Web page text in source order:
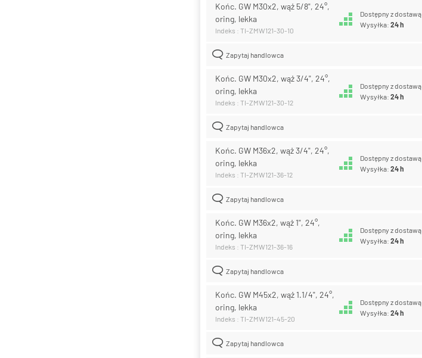
Końc. GW M30x2, wąż 5/8", 24°,
oring, lekka
Indeks : TI-ZMW121-30-10
Dostępny z dostawą
Wysyłka:24 h
Zapytaj handlowca
Końc. GW M30x2, wąż 3/4", 24°,
oring, lekka
Indeks : TI-ZMW121-30-12
Dostępny z dostawą
Wysyłka:24 h
Zapytaj handlowca
Końc. GW M36x2, wąż 3/4", 24°,
oring, lekka
Indeks : TI-ZMW121-36-12
Dostępny z dostawą
Wysyłka:24 h
Zapytaj handlowca
Końc. GW M36x2, wąż 1", 24°,
oring, lekka
Indeks : TI-ZMW121-36-16
Dostępny z dostawą
Wysyłka:24 h
Zapytaj handlowca
Końc. GW M45x2, wąż 1.1/4", 24°,
oring, lekka
Indeks : TI-ZMW121-45-20
Dostępny z dostawą
Wysyłka:24 h
Zapytaj handlowca